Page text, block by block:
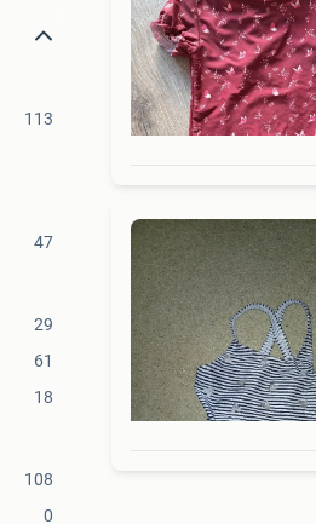
113
47
29
61
18
108
0